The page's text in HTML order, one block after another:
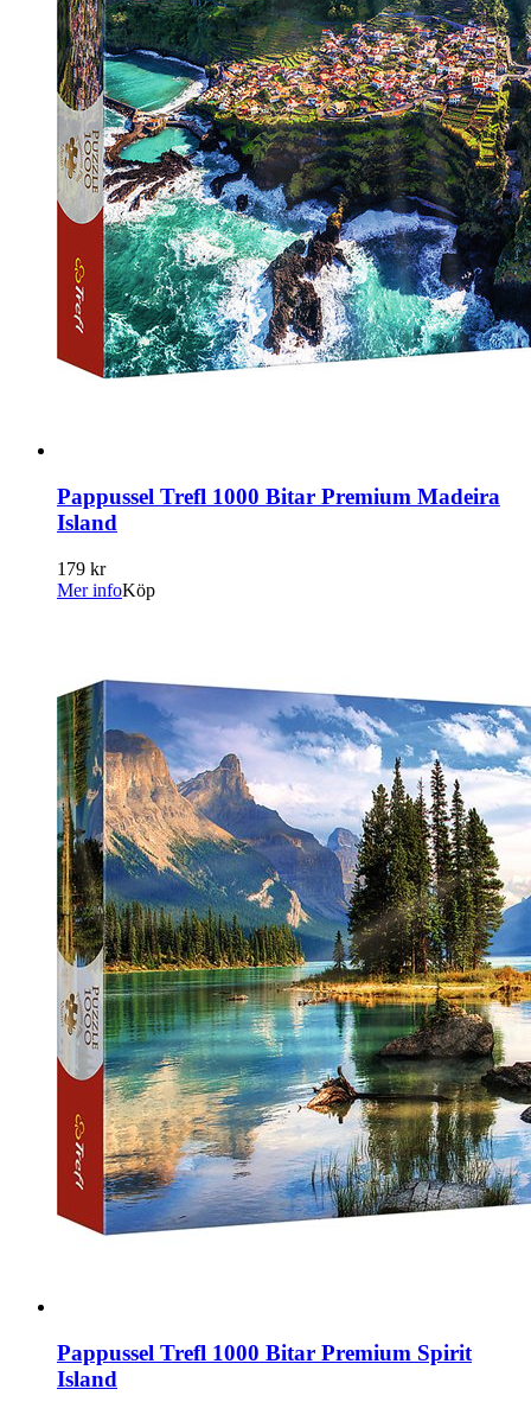
Pappussel Trefl 1000 Bitar Premium Madeira
Island
179 kr
Mer infoKöp
Pappussel Trefl 1000 Bitar Premium Spirit
Island